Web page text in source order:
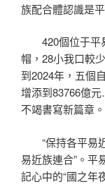
族配合體認識是
420個位于平
帽，28小我口較
到2024年，五個
增添到83766億
不竭書寫新篇章。
“保持各平易近
易近族連合”。平
記心中的“國之年